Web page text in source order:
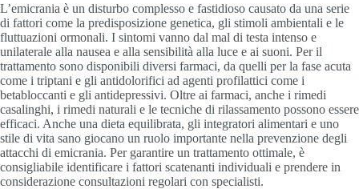
L’emicrania è un disturbo complesso e fastidioso causato da una serie
di fattori come la predisposizione genetica, gli stimoli ambientali e le
fluttuazioni ormonali. I sintomi vanno dal mal di testa intenso e
unilaterale alla nausea e alla sensibilità alla luce e ai suoni. Per il
trattamento sono disponibili diversi farmaci, da quelli per la fase acuta
come i triptani e gli antidolorifici ad agenti profilattici come i
betabloccanti e gli antidepressivi. Oltre ai farmaci, anche i rimedi
casalinghi, i rimedi naturali e le tecniche di rilassamento possono essere
efficaci. Anche una dieta equilibrata, gli integratori alimentari e uno
stile di vita sano giocano un ruolo importante nella prevenzione degli
attacchi di emicrania. Per garantire un trattamento ottimale, è
consigliabile identificare i fattori scatenanti individuali e prendere in
considerazione consultazioni regolari con specialisti.